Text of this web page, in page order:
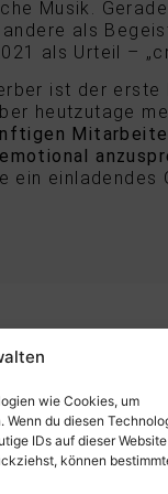
wie Cookies, um
du diesen
IDs auf dieser Website
können
Musik.
als
als Urteil –
ist der
heutzutage
emotional
ein einladendes
emotional
Möglichkeit,
erzielen. In